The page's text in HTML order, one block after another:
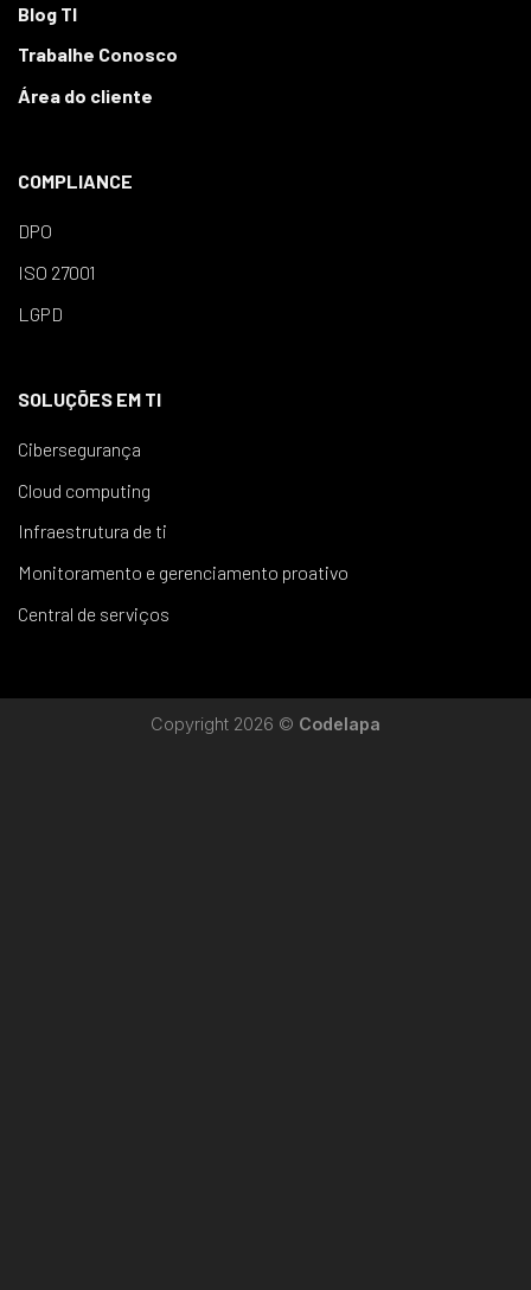
Blog TI
Trabalhe Conosco
Área do cliente
COMPLIANCE
DPO
ISO 27001
LGPD
SOLUÇÕES EM TI
Cibersegurança
Cloud computing
Infraestrutura de ti
Monitoramento e gerenciamento proativo
Central de serviços
Copyright 2026 © Codelapa